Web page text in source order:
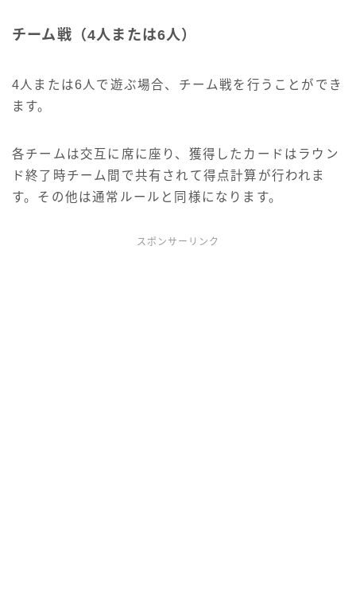
チーム戦（4人または6人）
4人または6人で遊ぶ場合、チーム戦を行うことができ
ます。
各チームは交互に席に座り、獲得したカードはラウン
ド終了時チーム間で共有されて得点計算が行われま
す。その他は通常ルールと同様になります。
スポンサーリンク